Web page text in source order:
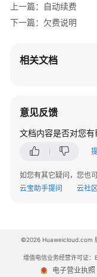
上一篇：自动续费
下一篇：欠费说明
相关文档
意见反馈
文档内容是否对您有
如您有其它疑问，您也
云宝助手提问
云社
©2026 Huaweicloud.com
增值电信业务经营许可证
电子营业执照